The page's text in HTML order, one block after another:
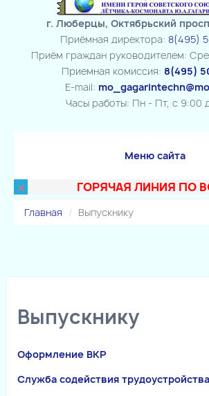
г. Люберцы, Октябрьский
Приёмная директора: 8(495)
Приём граждан руководителем:
Приемная комиссия: 8(495)
E-mail:
Часы работы: Пн - Пт, с 9:00
Меню сайта
× ГОРЯЧАЯ ЛИНИЯ ПО
Главная Выпускнику
Выпускнику
Оформление ВКР
Служба содействия